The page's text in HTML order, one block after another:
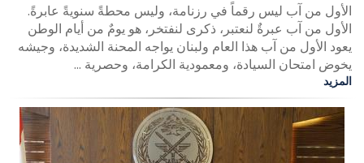
الأول من آب ليس رقماً في رزنامة، وليس محطةً سنويةً عابرةً.
الأول من آب عبرةٌ لنعتبر، ذكرى لنفتخر، هو يومٌ من أيام الوطن
يعود الأول من آب هذا العام ولبنان يواجه المحنة الشديدة، وجيشه
يخوض امتحان السيادة، ومعمودية الكرامة، وحصرية ...
المزيد